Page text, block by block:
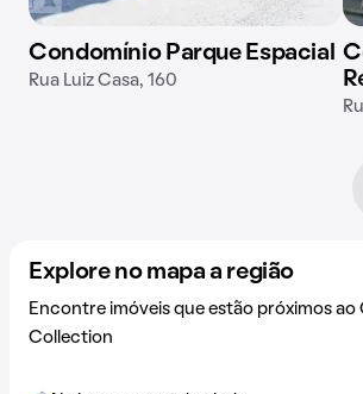
Condomínio Parque Espacial
Rua Luiz Casa, 160
Explore no mapa a região
Encontre imóveis que estão próximos
Collection